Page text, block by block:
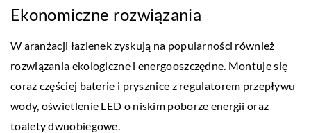
Ekonomiczne rozwiązania
W aranżacji łazienek zyskują na popularności również
rozwiązania ekologiczne i energooszczędne. Montuje się
coraz częściej baterie i prysznice z regulatorem przepływu
wody, oświetlenie LED o niskim poborze energii oraz
toalety dwuobiegowe.